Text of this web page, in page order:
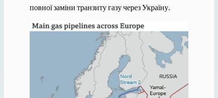
повної заміни транзиту газу через Україну.